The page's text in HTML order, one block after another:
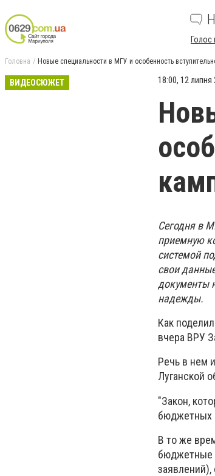
Голос
Головна Новые специальности в МГУ и особенность
ВИДЕОСЮЖЕТ 18:00, 12 липня
Сегодня в
приемную
системой
свои
документы
надежды.
Как
вчера ВРУ
Речь в нем
Луганской
"Закон,
бюджетных
В то же
бюджетные